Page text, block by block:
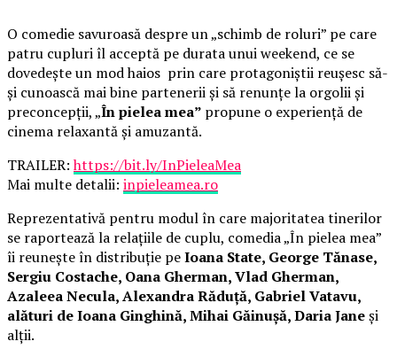
O comedie savuroasă despre un „schimb de roluri” pe care
patru cupluri îl acceptă pe durata unui weekend, ce se
dovedește un mod haios prin care protagoniștii reușesc să-
și cunoască mai bine partenerii și să renunțe la orgolii și
preconcepții, „În pielea mea” propune o experiență de
cinema relaxantă și amuzantă.
TRAILER:https://bit.ly/InPieleaMea
Mai multe detalii: inpieleamea.ro
Reprezentativă pentru modul în care majoritatea tinerilor
se raportează la relațiile de cuplu, comedia „În pielea mea”
îi reunește în distribuție peIoana State, George Tănase,
Sergiu Costache, Oana Gherman, Vlad Gherman,
Azaleea Necula, Alexandra Răduță, Gabriel Vatavu,
alături de Ioana Ginghină, Mihai Găinușă, Daria Janeși
alții.